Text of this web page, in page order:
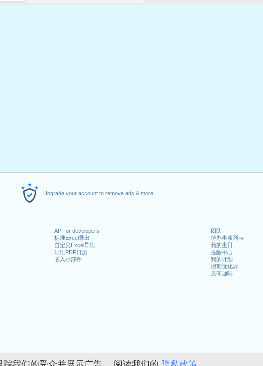
Upgrade your account to remove ads & more
API for developers
标准Excel导出
自定义Excel导出
导出PDF日历
嵌入小部件
团队
待办事项列表
我的生日
提醒中心
我的计划
假期优化器
晨间咖啡